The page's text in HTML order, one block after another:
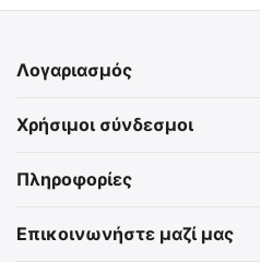
Λογαριασμός
Χρήσιμοι σύνδεσμοι
Πληροφορίες
Επικοινωνήστε μαζί μας